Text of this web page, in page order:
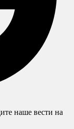
наше вести на